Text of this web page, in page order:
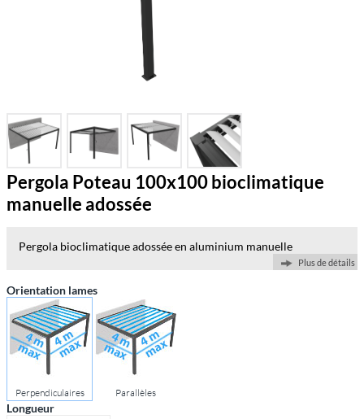
Pergola Poteau 100x100 bioclimatique
manuelle adossée
Pergola bioclimatique adossée en aluminium manuelle
Plus de détails
Orientation lames
Perpendiculaires Parallèles
Longueur